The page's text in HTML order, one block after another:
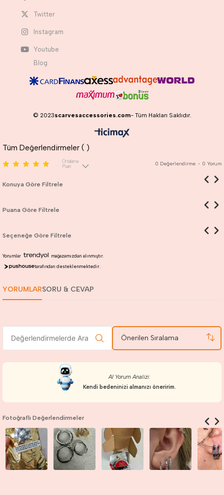
Twitter
Instagram
Youtube
Blog
© 2023scarvesaccessories.com- Tüm Hakları Saklıdır.
Tüm Değerlendirmeler ( )
Ortalama
Puan
0 Değerlendirme • 0 Yorum
Konuya Göre Filtrele
Puana Göre Filtrele
Seçeneğe Göre Filtrele
Yorumlar
mağazamızdan alınmıştır.
tarafından desteklenmektedir.
YORUMLARSORU & CEVAP
Önerilen Sıralama
AI Yorum Analizi:
Kendi bedeninizi almanızı öneririm.
Fotoğraflı Değerlendirmeler